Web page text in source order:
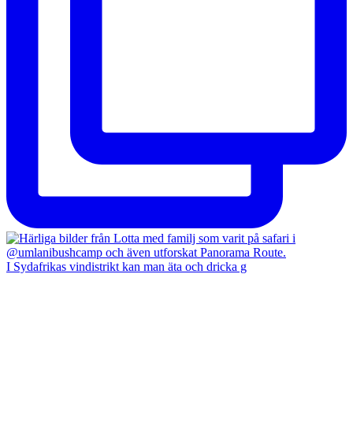
I Sydafrikas vindistrikt kan man äta och dricka g